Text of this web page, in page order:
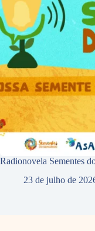
Radionovela Sementes
23 de julho de